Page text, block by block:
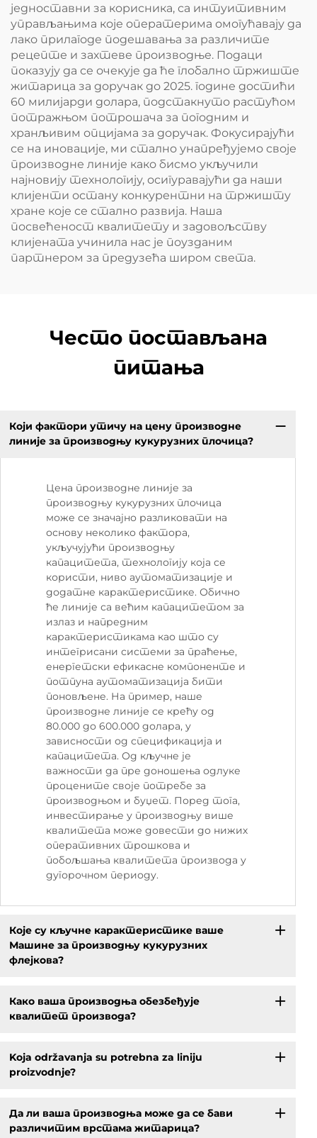
једноставни за корисника, са интуитивним
управљањима које оператерима омогућавају да
лако прилагоде подешавања за различите
рецепте и захтеве производње. Подаци
показују да се очекује да ће глобално тржиште
житарица за доручак до 2025. године достићи
60 милијарди долара, подстакнуто растућом
потражњом потрошача за погодним и
хранљивим опцијама за доручак. Фокусирајући
се на иновације, ми стално унапређујемо своје
производне линије како бисмо укључили
најновију технологију, осигуравајући да наши
клијенти остану конкурентни на тржишту
хране које се стално развија. Наша
посвећеност квалитету и задовољству
клијената учинила нас је поузданим
партнером за предузећа широм света.
Често постављана
питања
Који фактори утичу на цену производне
линије за производњу кукурузних плочица?
Цена производне линије за
производњу кукурузних плочица
може се значајно разликовати на
основу неколико фактора,
укључујући производњу
капацитета, технологију која се
користи, ниво аутоматизације и
додатне карактеристике. Обично
ће линије са већим капацитетом за
излаз и напредним
карактеристикама као што су
интегрисани системи за праћење,
енергетски ефикасне компоненте и
потпуна аутоматизација бити
поновљене. На пример, наше
производне линије се крећу од
80.000 до 600.000 долара, у
зависности од спецификација и
капацитета. Од кључне је
важности да пре доношења одлуке
процените своје потребе за
производњом и буџет. Поред тога,
инвестирање у производњу више
квалитета може довести до нижих
оперативних трошкова и
побољшања квалитета производа у
дугорочном периоду.
Које су кључне карактеристике ваше
Машине за производњу кукурузних
флејкова?
Како ваша производња обезбеђује
квалитет производа?
Koja održavanja su potrebna za liniju
proizvodnje?
Да ли ваша производња може да се бави
различитим врстама житарица?